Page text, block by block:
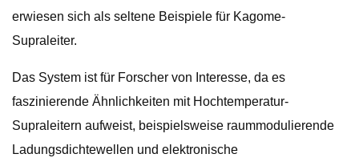
erwiesen sich als seltene Beispiele für Kagome-
Supraleiter.
Das System ist für Forscher von Interesse, da es
faszinierende Ähnlichkeiten mit Hochtemperatur-
Supraleitern aufweist, beispielsweise raummodulierende
Ladungsdichtewellen und elektronische